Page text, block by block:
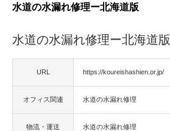
水道の水漏れ修理ー北海道版
水道の水漏れ修理ー北海道版
URL https://koureishashien.or.jp/
オフィス関連 水道の水漏れ修理
物流・運送 水道の水漏れ修理
店舗・建築